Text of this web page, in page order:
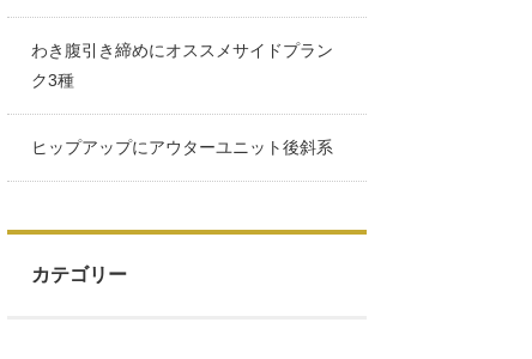
わき腹引き締めにオススメサイドプラン
ク3種
ヒップアップにアウターユニット後斜系
カテゴリー